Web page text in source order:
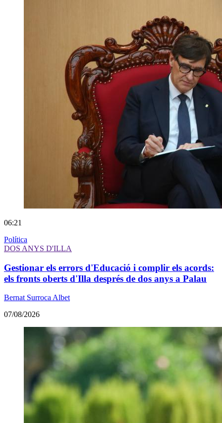
06:21
Política
DOS ANYS D'ILLA
Gestionar els errors d'Educació i complir els acords:
els fronts oberts d'Illa després de dos anys a Palau
Bernat Surroca Albet
07/08/2026